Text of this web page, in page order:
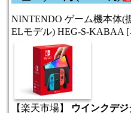
NINTENDO ゲーム機本体(
ELモデル) HEG-S-KABAA
【楽天市場】 ウインクデ